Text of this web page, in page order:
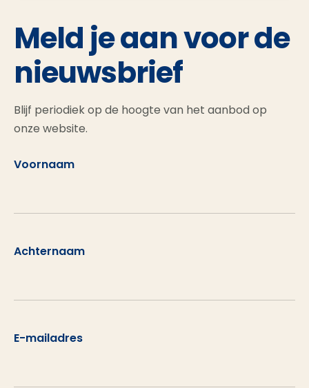
Meld je aan voor de
nieuwsbrief
Blijf periodiek op de hoogte van het aanbod op
onze website.
Voornaam
Achternaam
E-mailadres